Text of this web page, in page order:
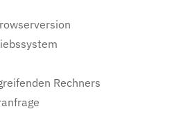
Rechners